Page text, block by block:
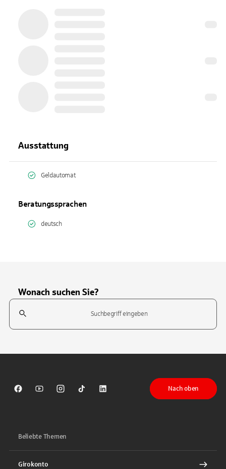
Ausstattung
Geldautomat
Beratungssprachen
deutsch
Wonach suchen Sie?
Suchfeld
Sparkasse auf Facebook
Sparkasse auf Youtube
Sparkasse auf Instagram
Sparkasse auf TikTok
Sparkasse auf LinkedIn
Nach oben
Beliebte Themen
Girokonto